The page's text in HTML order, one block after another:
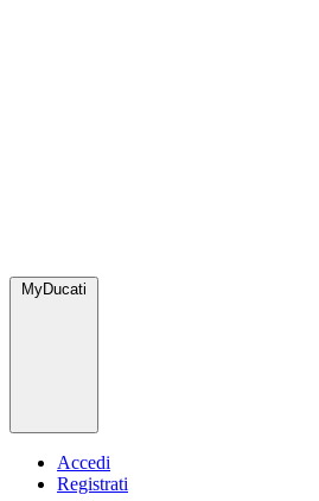
MyDucati
Accedi
Registrati